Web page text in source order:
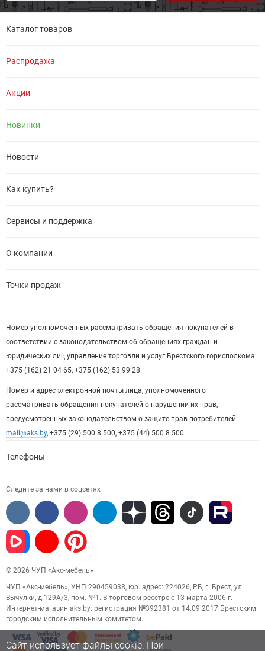
Каталог товаров
Распродажа
Акции
Новинки
Новости
Как купить?
Сервисы и поддержка
О компании
Точки продаж
Номер уполномоченных рассматривать обращения покупателей в
соответствии с законодательством об обращениях граждан и
юридических лиц управление торговли и услуг Брестского горисполкома:
+375 (162) 21 04 65, +375 (162) 53 99 28.
Номер и адрес электронной почты лица, уполномоченного
рассматривать обращения покупателей о нарушении их прав,
предусмотренных законодательством о защите прав потребителей:
mail@aks.by, +375 (29) 500 8 500, +375 (44) 500 8 500.
Телефоны
Следите за нами в соцсетях
© 2026 ЧУП «Акс-мебель»
ЧУП «Акс-мебель», УНП 290459038, юр. адрес: 224026, РБ, г. Брест, ул.
Вычулки, д.129А/3, пом. №1. В торговом реестре с 13 марта 2006 г.
Интернет-магазин aks.by: регистрация №392381 от 14.09.2017 Брестским
городским исполнительным комитетом.
Сайт использует файлы cookie. При